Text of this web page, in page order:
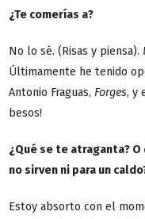
¿Te comerías a?
No lo sé. (Risas y
Últimamente he tenido
Antonio Fraguas, Forges, y
besos!
¿Qué se te atraganta?
no sirven ni para un
Estoy absorto con el